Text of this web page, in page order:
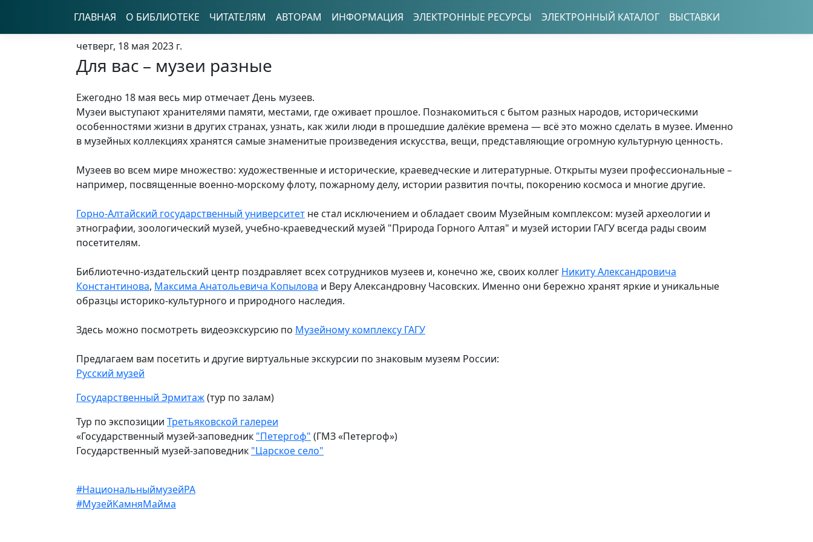
ГЛАВНАЯ О БИБЛИОТЕКЕ ЧИТАТЕЛЯМ АВТОРАМ ИНФОРМАЦИЯ ЭЛЕКТРОННЫЕ РЕСУРСЫ ЭЛЕКТРОННЫЙ КАТАЛОГ ВЫСТАВКИ
четверг, 18 мая 2023 г.
Для вас – музеи разные
Ежегодно 18 мая весь мир отмечает День музеев.
Музеи выступают хранителями памяти, местами, где оживает прошлое. Познакомиться с бытом разных народов, историческими
особенностями жизни в других странах, узнать, как жили люди в прошедшие далёкие времена — всё это можно сделать в музее. Именно
в музейных коллекциях хранятся самые знаменитые произведения искусства, вещи, представляющие огромную культурную ценность.
Музеев во всем мире множество: художественные и исторические, краеведческие и литературные. Открыты музеи профессиональные –
например, посвященные военно-морскому флоту, пожарному делу, истории развития почты, покорению космоса и многие другие.
Горно-Алтайский государственный университет не стал исключением и обладает своим Музейным комплексом: музей археологии и
этнографии, зоологический музей, учебно-краеведческий музей "Природа Горного Алтая" и музей истории ГАГУ всегда рады своим
посетителям.
Библиотечно-издательский центр поздравляет всех сотрудников музеев и, конечно же, своих коллег Никиту Александровича
Константинова, Максима Анатольевича Копылова и Веру Александровну Часовских. Именно они бережно хранят яркие и уникальные
образцы историко-культурного и природного наследия.
Здесь можно посмотреть видеоэкскурсию по Музейному комплексу ГАГУ
Предлагаем вам посетить и другие виртуальные экскурсии по знаковым музеям России:
Русский музей
Государственный Эрмитаж(тур по залам)
Тур по экспозиции Третьяковской галереи
«Государственный музей-заповедник "Петергоф" (ГМЗ «Петергоф»)
Государственный музей-заповедник "Царское село"
#НациональныймузейРА
#МузейКамняМайма